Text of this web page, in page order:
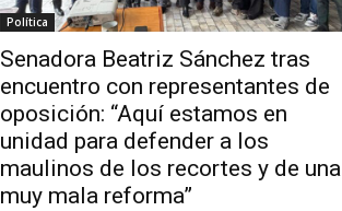
Política
Senadora Beatriz Sánchez tras
encuentro con representantes de
oposición: “Aquí estamos en
unidad para defender a los
maulinos de los recortes y de una
muy mala reforma”